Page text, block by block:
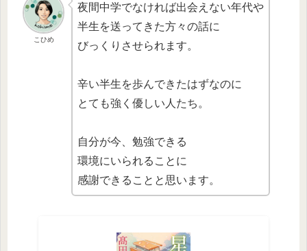
こひめ
夜間中学でなければ出会えない年代や
半生を送ってきた方々の話に
びっくりさせられます。
辛い半生を歩んできたはずなのに
とても強く優しい人たち。
自分が今、勉強できる
環境にいられることに
感謝できることと思います。